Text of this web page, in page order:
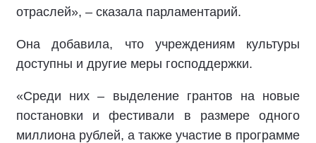
отраслей», – сказала парламентарий.
Она добавила, что учреждениям культуры
доступны и другие меры господдержки.
«Среди них – выделение грантов на новые
постановки и фестивали в размере одного
миллиона рублей, а также участие в программе